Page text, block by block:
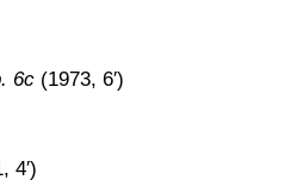
6c (1973, 6′)
4′)